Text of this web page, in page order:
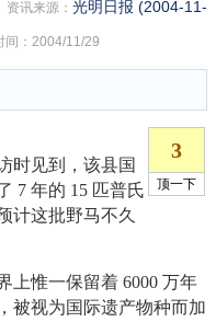
资讯来源： 光明日报 (2004-11-
：2004/11/29
见到，该县国
7 年的 15 匹普氏
计这批野马不久
惟一保留着 6000 万年
被视为国际遗产物种而加